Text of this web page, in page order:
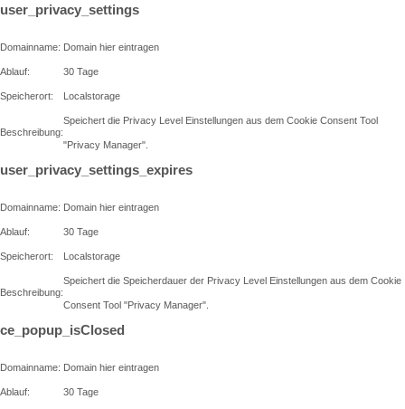
user_privacy_settings
Domainname: Domain hier eintragen
Ablauf: 30 Tage
Speicherort: Localstorage
Beschreibung:
Speichert die Privacy Level Einstellungen aus dem Cookie Consent Tool
"Privacy Manager".
user_privacy_settings_expires
Domainname: Domain hier eintragen
Ablauf: 30 Tage
Speicherort: Localstorage
Beschreibung:
Speichert die Speicherdauer der Privacy Level Einstellungen aus dem Cookie
Consent Tool "Privacy Manager".
ce_popup_isClosed
Domainname: Domain hier eintragen
Ablauf: 30 Tage